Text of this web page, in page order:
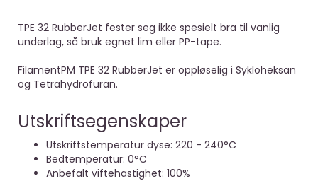
TPE 32 RubberJet fester seg ikke spesielt bra til vanlig
underlag, så bruk egnet lim eller PP-tape.
FilamentPM TPE 32 RubberJet er oppløselig i Sykloheksan
og Tetrahydrofuran.
Utskriftsegenskaper
Utskriftstemperatur dyse: 220 - 240°C
Bedtemperatur: 0°C
Anbefalt viftehastighet: 100%